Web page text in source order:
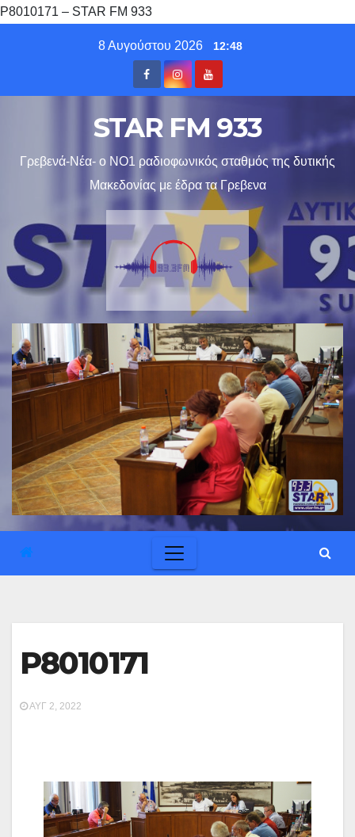
P8010171 – STAR FM 933
8 Αυγούστου 2026 12:48
STAR FM 933
Γρεβενά-Νέα- ο ΝΟ1 ραδιοφωνικός σταθμός της δυτικής
Μακεδονίας με έδρα τα Γρεβενα
P8010171
ΑΥΓ 2, 2022